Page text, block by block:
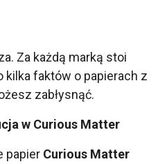
Za każdą marką stoi
kilka faktów o papierach z
zabłysnąć.
w Curious Matter
papier Curious Matter